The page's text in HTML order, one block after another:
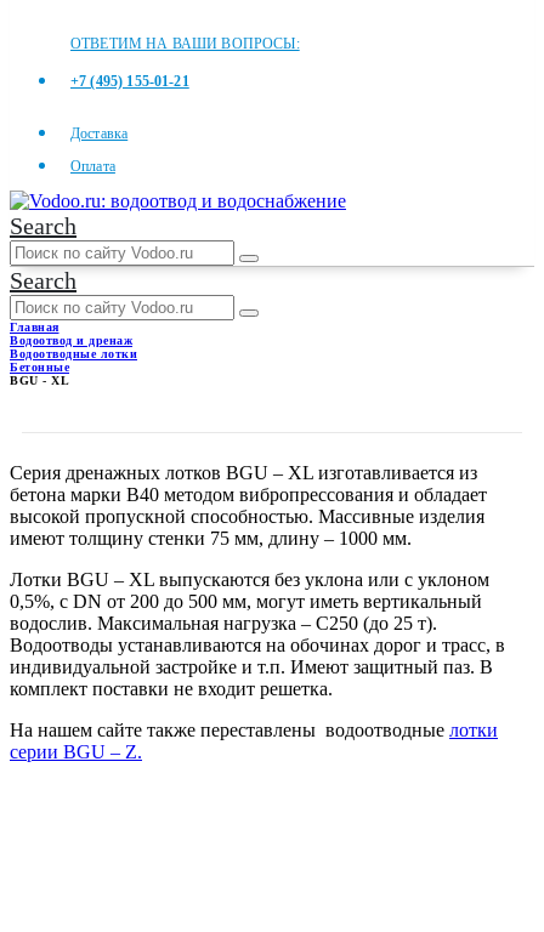
ОТВЕТИМ НА ВАШИ ВОПРОСЫ:
+7 (495) 155-01-21
Доставка
Оплата
Search
Search
Главная
Водоотвод и дренаж
Водоотводные лотки
Бетонные
BGU - XL
Серия дренажных лотков BGU – XL изготавливается из
бетона марки В40 методом вибропрессования и обладает
высокой пропускной способностью. Массивные изделия
имеют толщину стенки 75 мм, длину – 1000 мм.
Лотки BGU – XL выпускаются без уклона или с уклоном
0,5%, с DN от 200 до 500 мм, могут иметь вертикальный
водослив. Максимальная нагрузка – C250 (до 25 т).
Водоотводы устанавливаются на обочинах дорог и трасс, в
индивидуальной застройке и т.п. Имеют защитный паз. В
комплект поставки не входит решетка.
На нашем сайте также переставлены водоотводные лотки
серии BGU – Z.